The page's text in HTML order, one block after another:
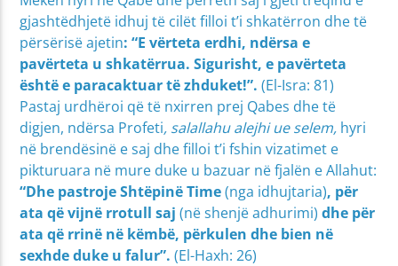
gjashtëdhjetë idhuj të cilët filloi t’i shkatërron dhe të
përsërisë ajetin: “E vërteta erdhi, ndërsa e
pavërteta u shkatërrua. Sigurisht, e pavërteta
është e paracaktuar të zhduket!”.(El-Isra: 81)
Pastaj urdhëroi që të nxirren prej Qabes dhe të
digjen, ndërsa Profeti, salallahu alejhi ue selem, hyri
në brendësinë e saj dhe filloi t’i fshin vizatimet e
pikturuara në mure duke u bazuar në fjalën e Allahut:
“Dhe pastroje Shtëpinë Time(nga idhujtaria), për
ata që vijnë rrotull saj(në shenjë adhurimi) dhe për
ata që rrinë në këmbë, përkulen dhe bien në
sexhde duke u falur”.(El-Haxh: 26)